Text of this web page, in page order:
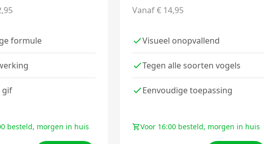
formule
gif
besteld, morgen in huis
Vanaf€ 14,95
Visueel onopvallend
Tegen alle soorten vogels
Eenvoudige toepassing
Voor 16:00 besteld, morgen in huis